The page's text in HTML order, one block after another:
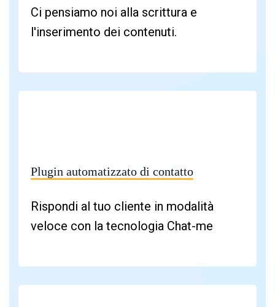
Ci pensiamo noi alla scrittura e
l'inserimento dei contenuti.
Plugin automatizzato di contatto
Rispondi al tuo cliente in modalità
veloce con la tecnologia Chat-me